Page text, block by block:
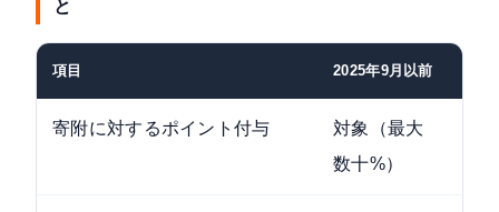
と
項目 2025年9月以前
寄附に対するポイント付与
対象（最大
数十%）